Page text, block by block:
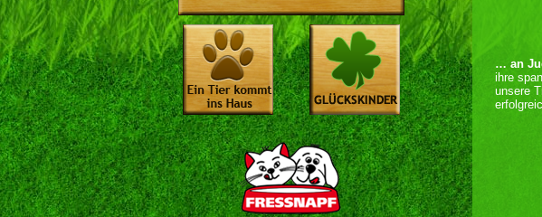
… an
ihre
unsere